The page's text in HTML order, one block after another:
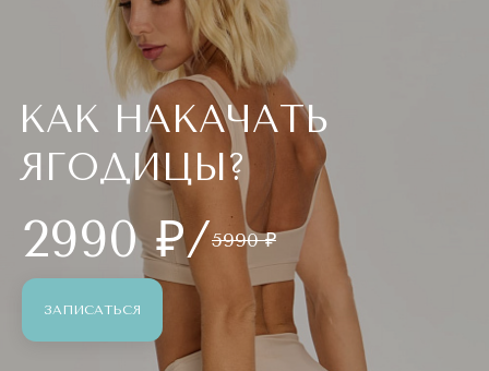
КАК НАКАЧАТЬ
ЯГОДИЦЫ?
2990 ₽/5990 ₽
ЗАПИСАТЬСЯ